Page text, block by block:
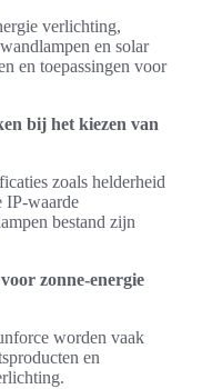
verlichting,
en solar
en toepassingen voor
bij het kiezen van
zoals helderheid
IP-waarde
bestand zijn
zonne-energie
worden vaak
en